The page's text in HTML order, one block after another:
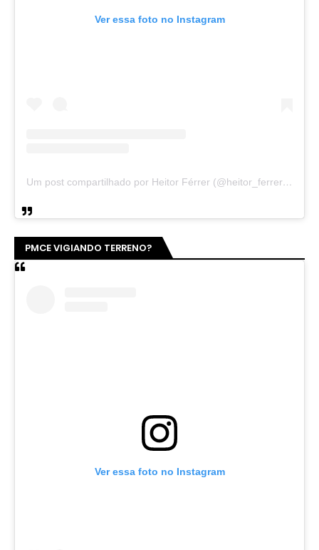
Ver essa foto no Instagram
Um post compartilhado por Heitor Férrer (@heitor_ferrer77)
PMCE VIGIANDO TERRENO?
Ver essa foto no Instagram